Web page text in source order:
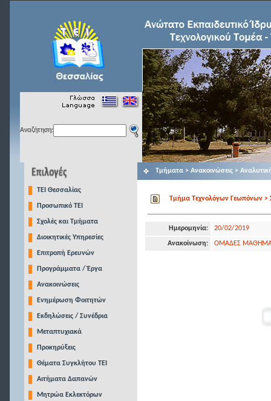
Αναζήτηση:
TEI Θεσσαλίας
Προσωπικό ΤΕΙ
Σχολές και Τμήματα
Διοικητικές Υπηρεσίες
Επιτροπή Ερευνών
Προγράμματα / Έργα
Ανακοινώσεις
Ενημέρωση Φοιτητών
Εκδηλώσεις / Συνέδρια
Μεταπτυχιακά
Προκηρύξεις
Θέματα Συγκλήτου ΤΕΙ
Αιτήματα Δαπανών
Μητρώα Εκλεκτόρων
Τμήματα > Ανακοινώσεις >
Τμήμα Τεχνολόγων Γεωπόνων >
Ημερομηνία: 20/02/2019
Ανακοίνωση: ΟΜΑΔΕΣ